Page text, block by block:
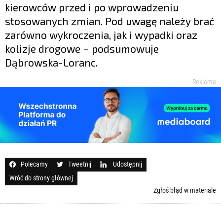
kierowców przed i po wprowadzeniu
stosowanych zmian. Pod uwagę należy brać
zarówno wykroczenia, jak i wypadki oraz
kolizje drogowe – podsumowuje
Dąbrowska-Loranc.
Reklama
Polecamy Tweetnij
Udostępnij
Wróć do strony głównej
Zgłoś błąd w materiale